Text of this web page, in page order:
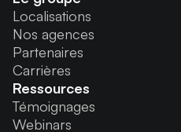
Localisations
Nos agences
Partenaires
Carrières
Ressources
Témoignages
Webinars